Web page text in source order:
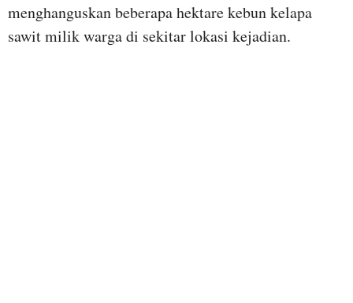
menghanguskan beberapa hektare kebun kelapa
sawit milik warga di sekitar lokasi kejadian.